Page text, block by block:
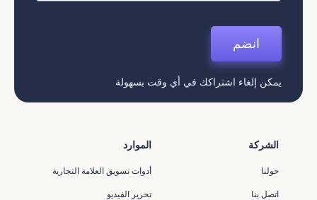
انضم
يمكن إلغاء اشتراكك في أي وقت بسهولة
الشركة
حولنا
اتصل بنا
الموارد
أدوات تسويق العلامة التجارية
تحرير الفيديو